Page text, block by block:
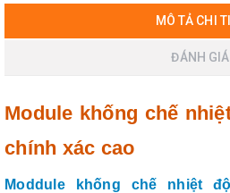
MÔ TẢ CHI
ĐÁNH GIÁ
Module khống chế
chính xác cao
Moddule khống chế nhiệt độ